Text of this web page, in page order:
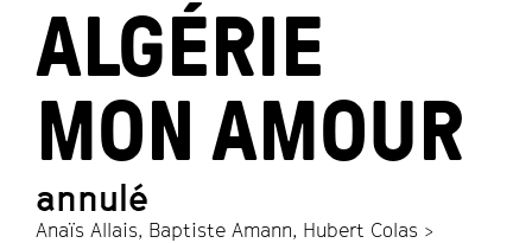
ALGÉRIE
MON AMOUR
annulé
Anaïs Allais, Baptiste Amann, Hubert Colas >